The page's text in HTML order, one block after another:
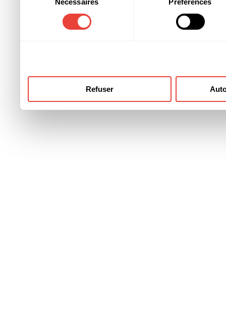
d'autres informations
ont collectées lors de
consentement
Refuser